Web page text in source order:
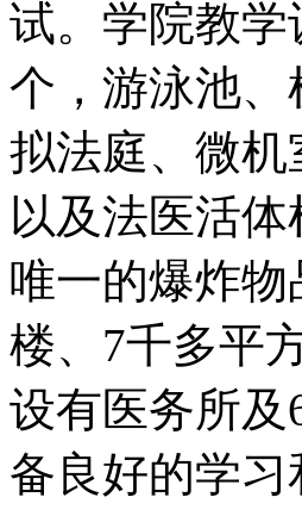
试。学院教
个，游泳池
拟法庭、微
以及法医活
唯一的爆炸
楼、7千多平
设有医务所及
备良好的学